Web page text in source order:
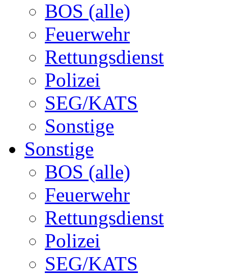
BOS (alle)
Feuerwehr
Rettungsdienst
Polizei
SEG/KATS
Sonstige
Sonstige
BOS (alle)
Feuerwehr
Rettungsdienst
Polizei
SEG/KATS